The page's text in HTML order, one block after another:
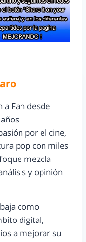
a Fan desde
por el cine,
pop con miles
mezcla
y opinión
como
digital,
a mejorar su